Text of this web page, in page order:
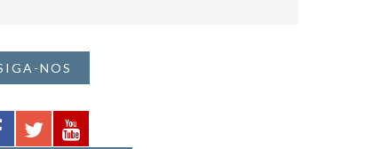
NOS